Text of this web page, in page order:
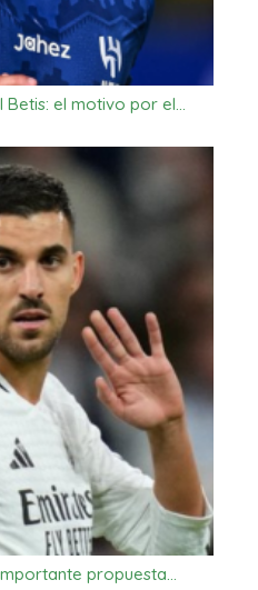
Betis: el motivo por el…
propuesta…